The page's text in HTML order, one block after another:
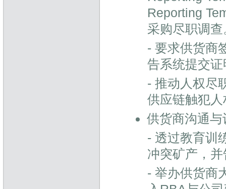
Reporting
采购尽职调查
- 要求供货商
告系统提交
- 推动人权尽
供应链触犯
供货商沟通与
- 透过教育训
冲突矿产，
- 举办供货商